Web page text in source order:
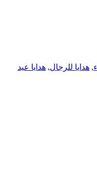
, هدايا للرجال, هدايا عيد